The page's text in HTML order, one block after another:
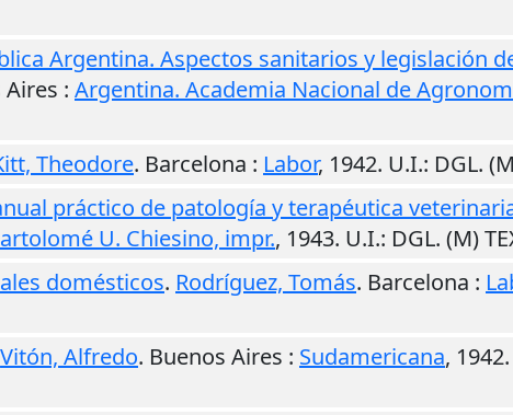
Argentina. Aspectos sanitarios y legislación
Aires : Argentina. Academia Nacional de
Theodore. Barcelona : Labor, 1942. U.I.: DGL.
práctico de patología y terapéutica
U. Chiesino, impr., 1943. U.I.: DGL. (M)
domésticos. Rodríguez, Tomás. Barcelona :
Vitón, Alfredo. Buenos Aires : Sudamericana, 1942.